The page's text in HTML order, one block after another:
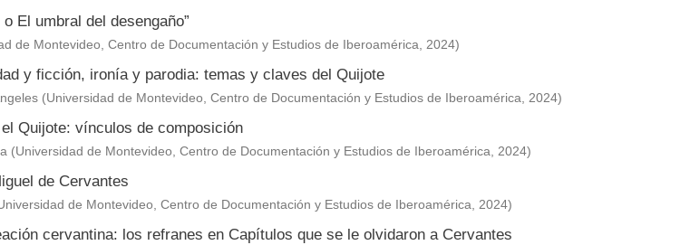
El umbral del desengaño”
de Montevideo, Centro de Documentación y Estudios de Iberoamérica, 2024)
y ficción, ironía y parodia: temas y claves del Quijote
(Universidad de Montevideo, Centro de Documentación y Estudios de Iberoamérica, 2024)
Quijote: vínculos de composición
(Universidad de Montevideo, Centro de Documentación y Estudios de Iberoamérica, 2024)
de Cervantes
de Montevideo, Centro de Documentación y Estudios de Iberoamérica, 2024)
cervantina: los refranes en Capítulos que se le olvidaron a Cervantes